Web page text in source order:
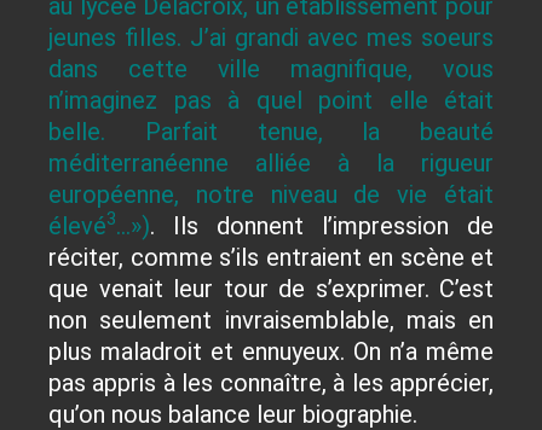
au lycée Delacroix, un établissement pour
jeunes filles. J’ai grandi avec mes soeurs
dans cette ville magnifique, vous
n’imaginez pas à quel point elle était
belle. Parfait tenue, la beauté
méditerranéenne alliée à la rigueur
européenne, notre niveau de vie était
élevé3…»). Ils donnent l’impression de
réciter, comme s’ils entraient en scène et
que venait leur tour de s’exprimer. C’est
non seulement invraisemblable, mais en
plus maladroit et ennuyeux. On n’a même
pas appris à les connaître, à les apprécier,
qu’on nous balance leur biographie.